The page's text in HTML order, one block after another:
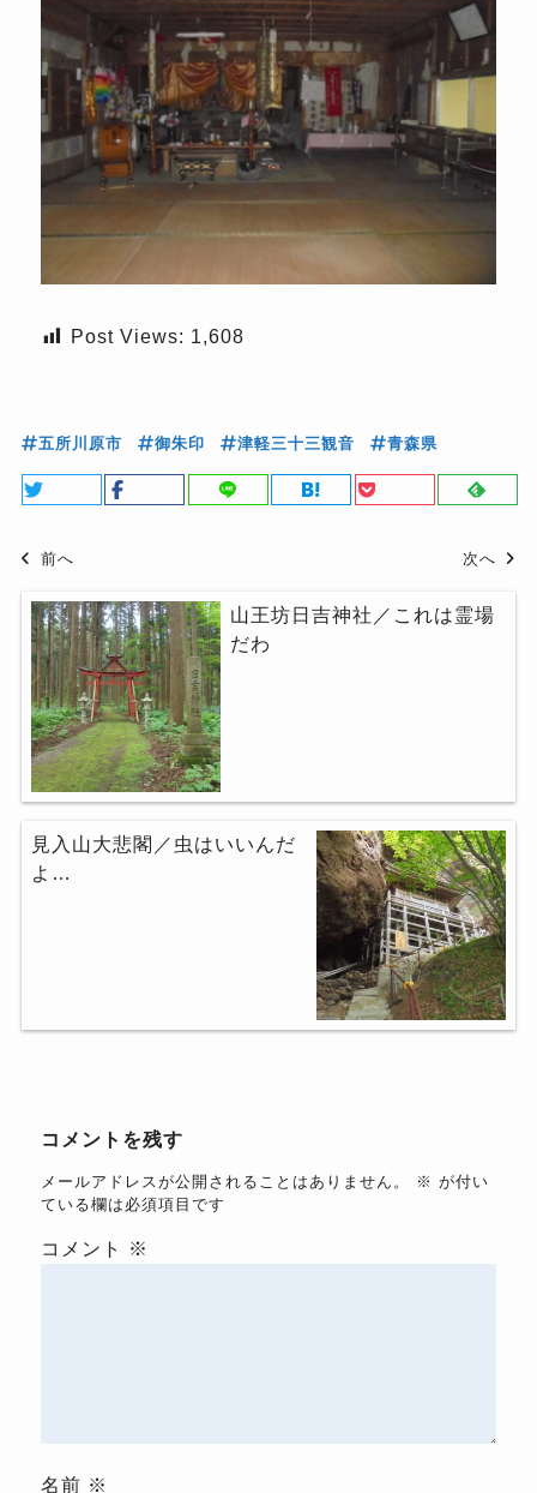
Post Views: 1,608
五所川原市 御朱印 津軽三十三観音 青森県
前へ 次へ
山王坊日吉神社／これは霊場
だわ
見入山大悲閣／虫はいいんだ
よ…
コメントを残す
メールアドレスが公開されることはありません。 ※ が付い
ている欄は必須項目です
コメント ※
名前 ※